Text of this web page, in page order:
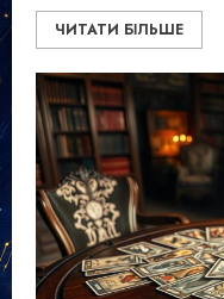
ЧИТАТИ БІЛЬШЕ